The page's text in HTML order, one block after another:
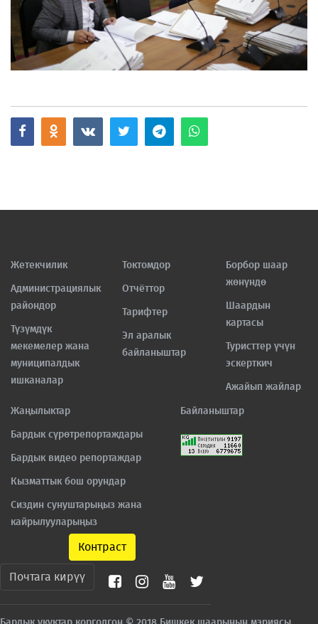
Жетекчилик
Администрациялык
райондор
Түзүмдүк
мекемелер жана
муниципалдык
ишканалар
Токтомдор
Отчёттор
Тарифтер
Эл аралык
байланыштар
Борбор шаар
жөнүндө
Шаардын
картасы
Туристтер үчүн
эскерткич
Ажайып жайлар
Жаңылыктар
Бардык сүрөтрепортаждары
Бардык видео репортаждар
Кызматтык бош орундар
Сиздин сунуштарыңыз жана
кайрылууларыңыз
Байланыштар
Контраст
Почтага кирүү